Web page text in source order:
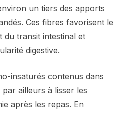
un tiers des apports
Ces fibres favorisent le
transit intestinal et
digestive.
insaturés contenus dans
ailleurs à lisser les
après les repas. En